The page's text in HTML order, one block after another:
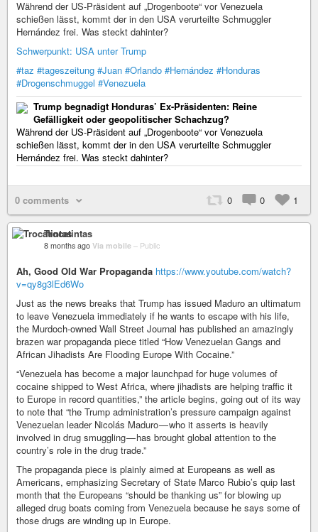
Während der US-Präsident auf „Drogenboote“ vor Venezuela
schießen lässt, kommt der in den USA verurteilte Schmuggler
Hernández frei. Was steckt dahinter?
Schwerpunkt: USA unter Trump
#taz #tageszeitung #Juan #Orlando #Hernández #Honduras
#Drogenschmuggel #Venezuela
Trump begnadigt Honduras’ Ex-Präsidenten: Reine
Gefälligkeit oder geopolitischer Schachzug?
Während der US-Präsident auf „Drogenboote“ vor Venezuela
schießen lässt, kommt der in den USA verurteilte Schmuggler
Hernández frei. Was steckt dahinter?
0 comments 0 0 1
Trocatintas
8 months ago Via mobile – Public
Ah, Good Old War Propaganda https://www.youtube.com/watch?
v=qy8g3lEd6Wo
Just as the news breaks that Trump has issued Maduro an ultimatum
to leave Venezuela immediately if he wants to escape with his life,
the Murdoch-owned Wall Street Journal has published an amazingly
brazen war propaganda piece titled “How Venezuelan Gangs and
African Jihadists Are Flooding Europe With Cocaine.”
“Venezuela has become a major launchpad for huge volumes of
cocaine shipped to West Africa, where jihadists are helping traffic it
to Europe in record quantities,” the article begins, going out of its way
to note that “the Trump administration’s pressure campaign against
Venezuelan leader Nicolás Maduro — who it asserts is heavily
involved in drug smuggling — has brought global attention to the
country’s role in the drug trade.”
The propaganda piece is plainly aimed at Europeans as well as
Americans, emphasizing Secretary of State Marco Rubio’s quip last
month that the Europeans “should be thanking us” for blowing up
alleged drug boats coming from Venezuela because he says some of
those drugs are winding up in Europe.